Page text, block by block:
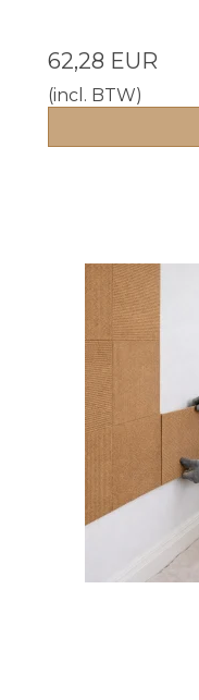
62,28 EUR
(incl. BTW)